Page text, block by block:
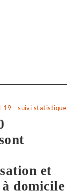
19 -suivi statistique
et
domicile